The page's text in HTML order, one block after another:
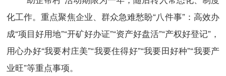
化工作。重点聚焦企业、群众急难愁盼“八件事”：高效办
成“项目好用地”“开矿好办证”“资产好盘活”“产权好登记”，
用心办好“我要村庄美”“我要住得好”“我要田好种”“我要产
业旺”等重点事项。